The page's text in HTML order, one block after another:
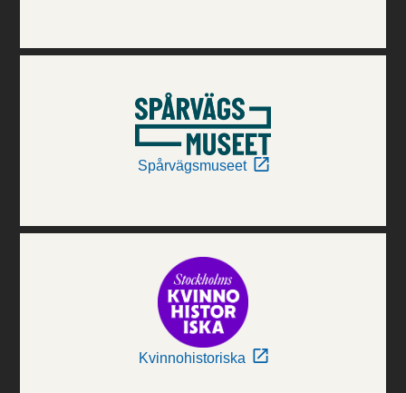
Spårvägsmuseet
Kvinnohistoriska